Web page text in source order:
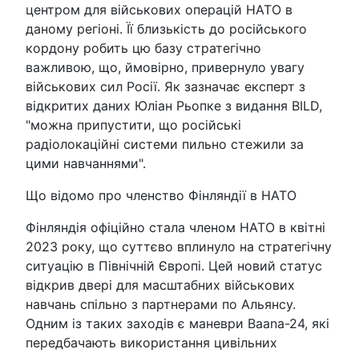
центром для військових операцій НАТО в
даному регіоні. Її близькість до російського
кордону робить цю базу стратегічно
важливою, що, ймовірно, привернуло увагу
військових сил Росії. Як зазначає експерт з
відкритих даних Юліан Рьопке з видання BILD,
"можна припустити, що російські
радіолокаційні системи пильно стежили за
цими навчаннями".
Що відомо про членство Фінляндії в НАТО
Фінляндія офіційно стала членом НАТО в квітні
2023 року, що суттєво вплинуло на стратегічну
ситуацію в Північній Європі. Цей новий статус
відкрив двері для масштабних військових
навчань спільно з партнерами по Альянсу.
Одним із таких заходів є маневри Baana-24, які
передбачають використання цивільних